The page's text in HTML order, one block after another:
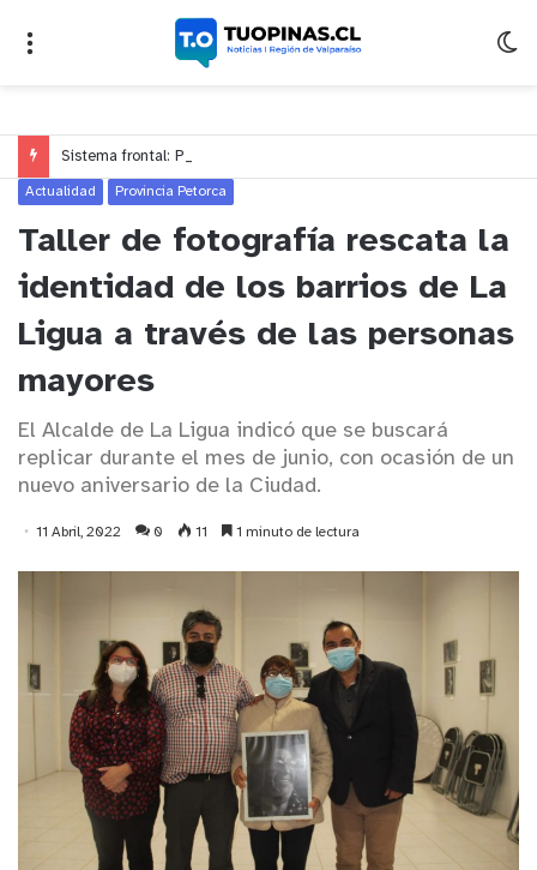
Actualidad Provincia Petorca
Taller de fotografía rescata la
identidad de los barrios de La
Ligua a través de las personas
mayores
El Alcalde de La Ligua indicó que se buscará
replicar durante el mes de junio, con ocasión de un
nuevo aniversario de la Ciudad.
11 Abril, 2022 0 11 1 minuto de lectura